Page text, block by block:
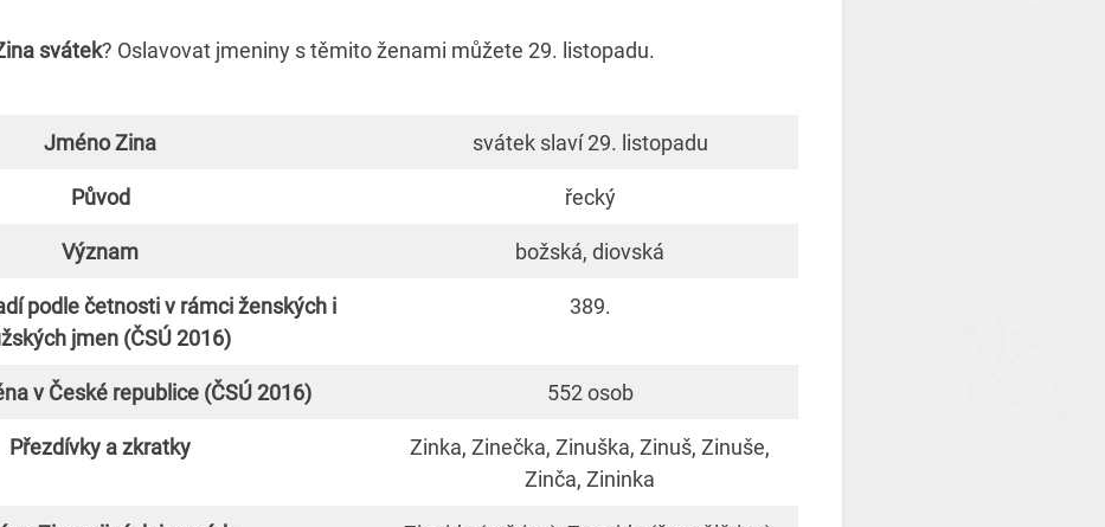
svátek? Oslavovat jmeniny s těmito ženami můžete 29. listopadu.
Jméno Zina svátek slaví 29. listopadu
Původ řecký
Význam božská, diovská
podle četnosti v rámci ženských i
jmen (ČSÚ 2016)
389.
v České republice (ČSÚ 2016) 552 osob
Přezdívky a zkratky
Zinka, Zinečka, Zinuška, Zinuš, Zinuše,
Zinča, Zininka